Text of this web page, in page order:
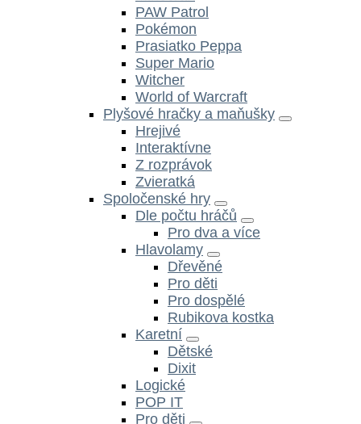
PAW Patrol
Pokémon
Prasiatko Peppa
Super Mario
Witcher
World of Warcraft
Plyšové hračky a maňušky
Hrejivé
Interaktívne
Z rozprávok
Zvieratká
Spoločenské hry
Dle počtu hráčů
Pro dva a více
Hlavolamy
Dřevěné
Pro děti
Pro dospělé
Rubikova kostka
Karetní
Dětské
Dixit
Logické
POP IT
Pro děti